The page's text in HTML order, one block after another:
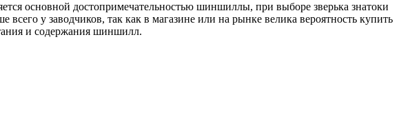
основной достопримечательностью шиншиллы, при выборе зверька знатоки
у заводчиков, так как в магазине или на рынке велика вероятность купить
и содержания шиншилл.